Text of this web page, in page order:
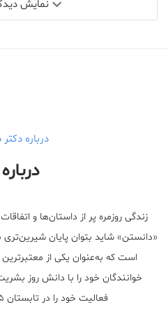
نمایش
درباره
زندگی روزمره پر از داستان‌ها و
«دانستن» شاید بتوان پایان شیرین‌تری
است که به‌عنوان یکی از
خوانندگان خود را با دانش روز
فعالیت خود را در تابستان ۱۳۹۵ آغاز نموده است.